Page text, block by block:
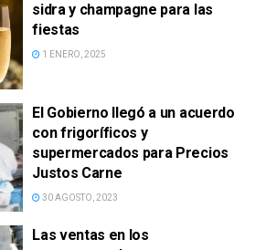
sidra y champagne para las
fiestas
1 ENERO, 2025
El Gobierno llegó a un acuerdo
con frigoríficos y
supermercados para Precios
Justos Carne
30 AGOSTO, 2023
Las ventas en los